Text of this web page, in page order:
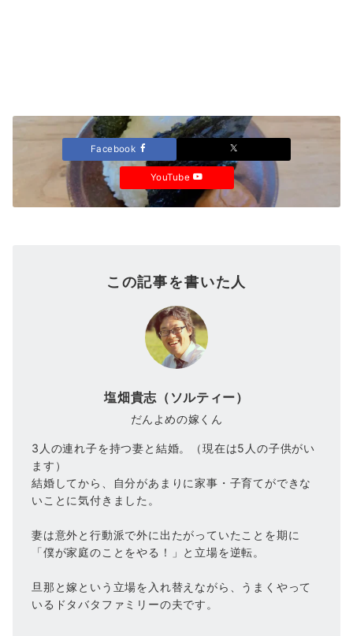
Facebook
YouTube
この記事を書いた人
塩畑貴志（ソルティー）
だんよめの嫁くん
3人の連れ子を持つ妻と結婚。（現在は5人の子供がい
ます）
結婚してから、自分があまりに家事・子育てができな
いことに気付きました。
妻は意外と行動派で外に出たがっていたことを期に
「僕が家庭のことをやる！」と立場を逆転。
旦那と嫁という立場を入れ替えながら、うまくやって
いるドタバタファミリーの夫です。